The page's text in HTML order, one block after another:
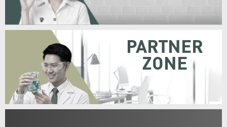
PARTNER
ZONE